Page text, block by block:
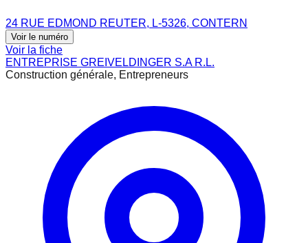
24 RUE EDMOND REUTER, L-5326, CONTERN
Voir le numéro
Voir la fiche
ENTREPRISE GREIVELDINGER S.A R.L.
Construction générale, Entrepreneurs